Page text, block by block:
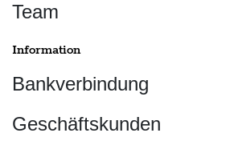
Team
Information
Bankverbindung
Geschäftskunden